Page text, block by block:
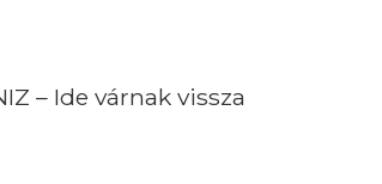
– Ide várnak vissza